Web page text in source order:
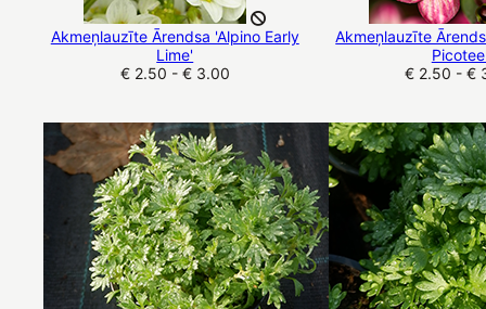
Akmeņlauzīte Ārendsa 'Alpino Early
Lime'
€ 2.50 - € 3.00
Akmeņlauzīte
€ 2.50 - €